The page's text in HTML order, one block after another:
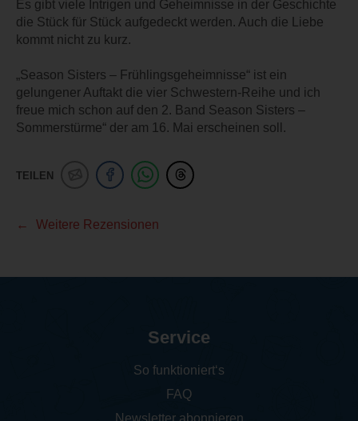
Es gibt viele Intrigen und Geheimnisse in der Geschichte
die Stück für Stück aufgedeckt werden. Auch die Liebe
kommt nicht zu kurz.
„Season Sisters – Frühlingsgeheimnisse“ ist ein
gelungener Auftakt die vier Schwestern-Reihe und ich
freue mich schon auf den 2. Band Season Sisters –
Sommerstürme“ der am 16. Mai erscheinen soll.
TEILEN
Weitere Rezensionen
Service
So funktioniert‘s
FAQ
Newsletter abonnieren